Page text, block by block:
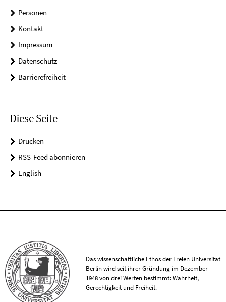
Personen
Kontakt
Impressum
Datenschutz
Barrierefreiheit
Diese Seite
Drucken
RSS-Feed abonnieren
English
Das wissenschaftliche Ethos der Freien Universität
Berlin wird seit ihrer Gründung im Dezember
1948 von drei Werten bestimmt: Wahrheit,
Gerechtigkeit und Freiheit.